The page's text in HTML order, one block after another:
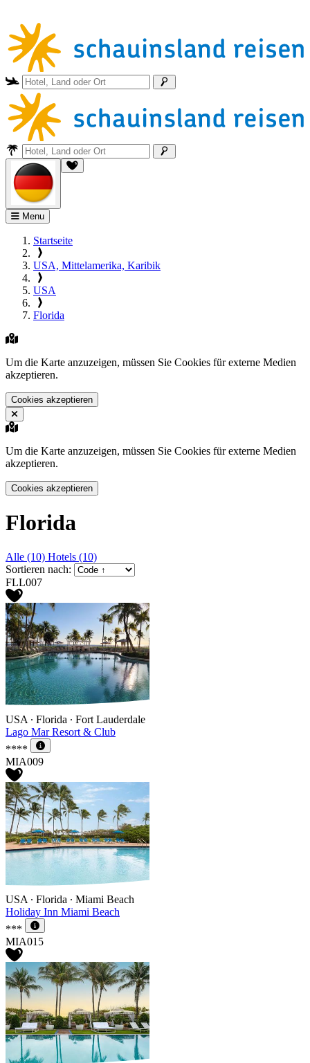
Menu
Startseite
USA, Mittelamerika, Karibik
USA
Florida
Um die Karte anzuzeigen, müssen Sie Cookies für externe Medien
akzeptieren.
Cookies akzeptieren
Um die Karte anzuzeigen, müssen Sie Cookies für externe Medien
akzeptieren.
Cookies akzeptieren
Florida
Alle (10) Hotels (10)
Sortieren nach:
FLL007
USA ∙ Florida ∙ Fort Lauderdale
Lago Mar Resort & Club
****
MIA009
USA ∙ Florida ∙ Miami Beach
Holiday Inn Miami Beach
***
MIA015